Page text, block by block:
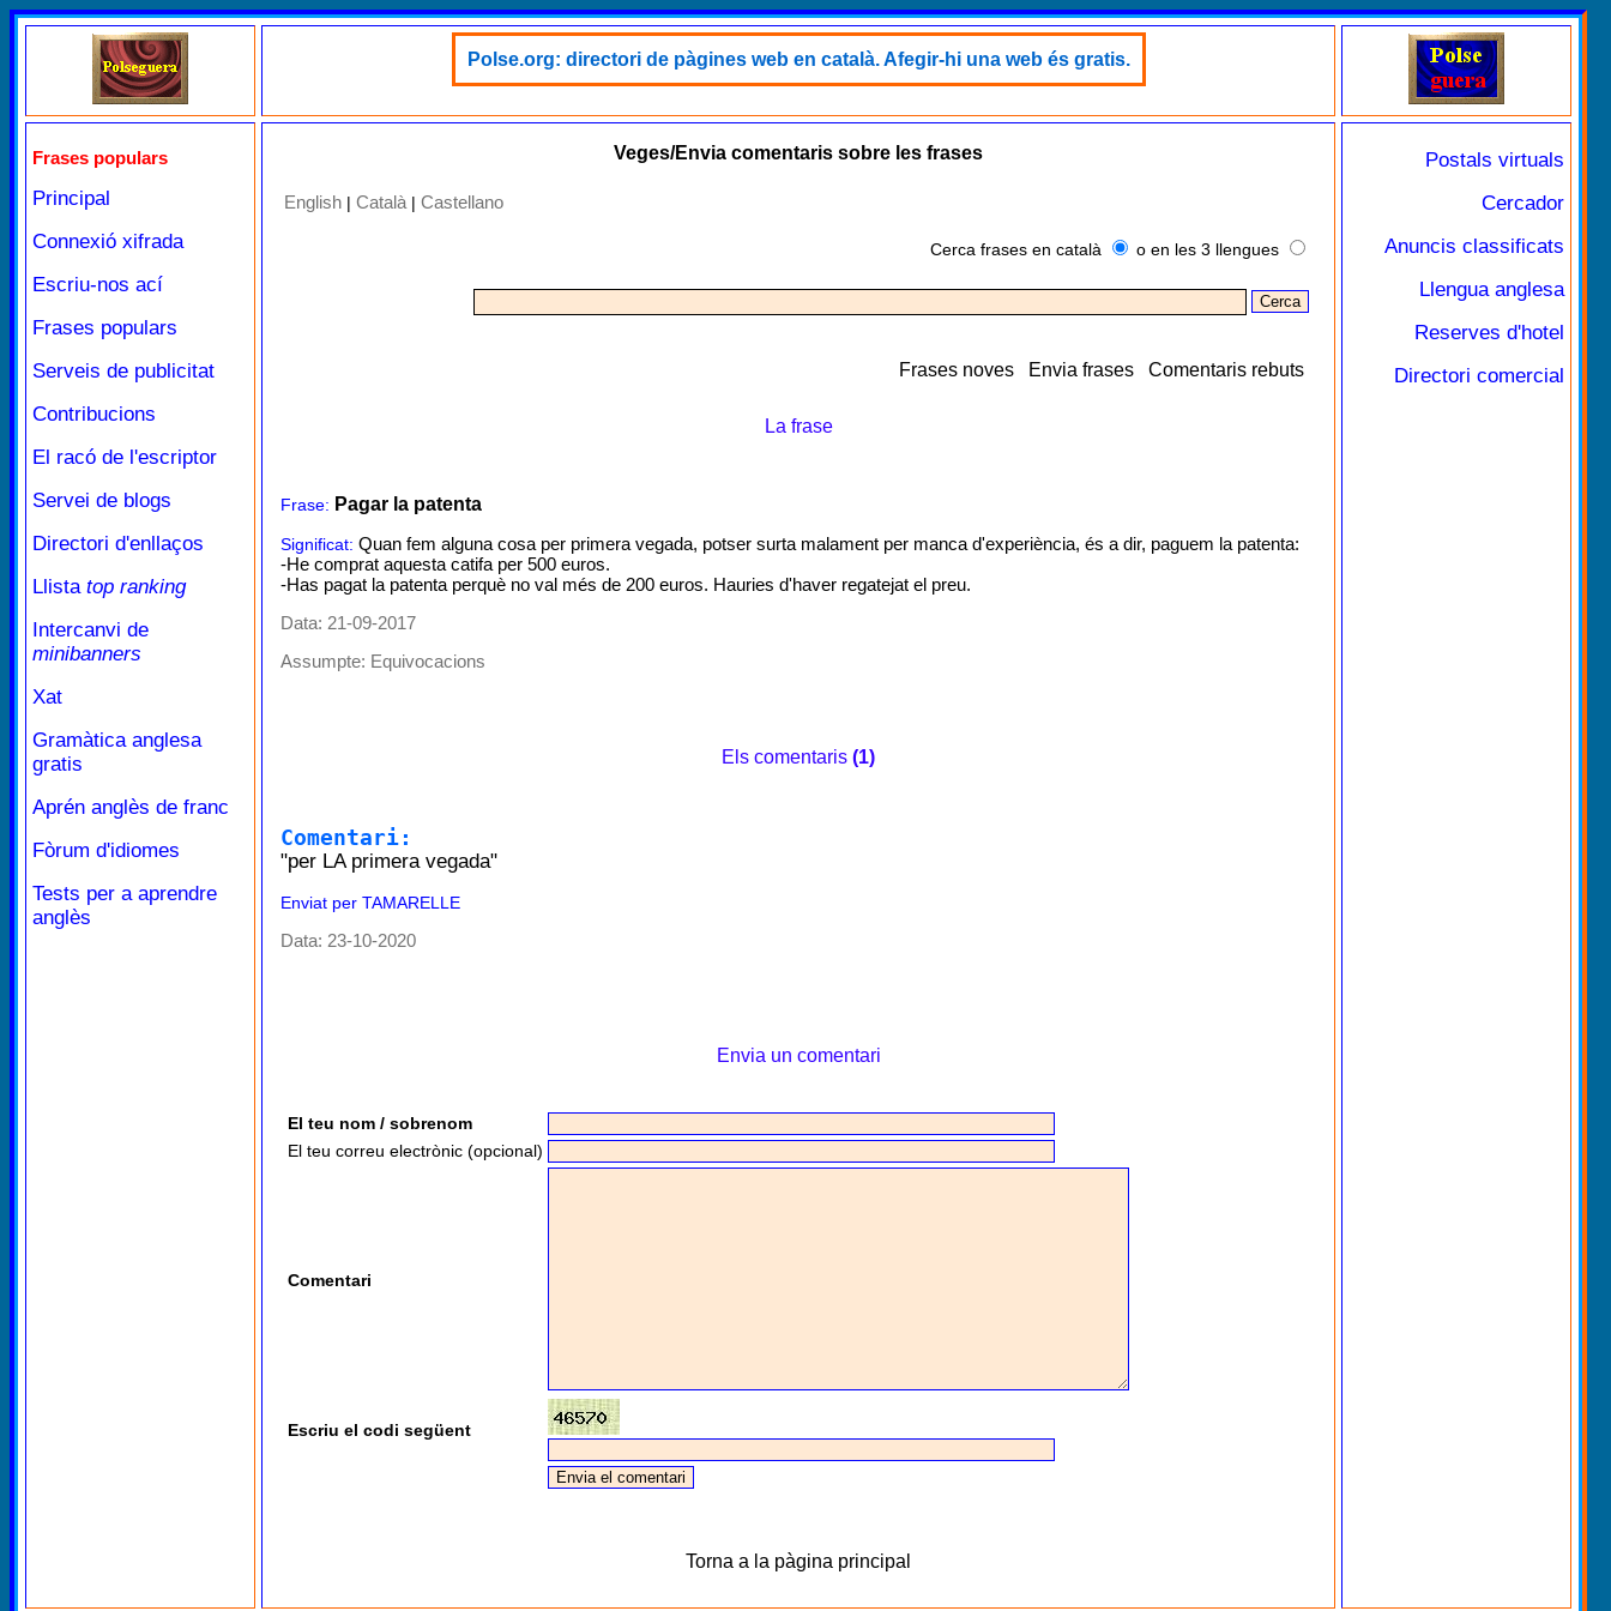
Polse.org: directori de pàgines web en català. Afegir-hi una web és gratis.
Frases populars
Principal
Connexió xifrada
Escriu-nos ací
Frases populars
Serveis de publicitat
Contribucions
El racó de l'escriptor
Servei de blogs
Directori d'enllaços
Llista top ranking
Intercanvi de
minibanners
Xat
Gramàtica anglesa
gratis
Aprén anglès de franc
Fòrum d'idiomes
Tests per a aprendre
anglès
Veges/Envia comentaris sobre les frases
English | Català| Castellano
Cerca frases en català o en les 3 llengues
Frases noves Envia frases Comentaris rebuts
La frase
Frase: Pagar la patenta
Significat: Quan fem alguna cosa per primera vegada, potser surta malament per manca d'experiència, és a dir, paguem la patenta:
-He comprat aquesta catifa per 500 euros.
-Has pagat la patenta perquè no val més de 200 euros. Hauries d'haver regatejat el preu.
Data: 21-09-2017
Assumpte: Equivocacions
Els comentaris (1)
Comentari:
"per LA primera vegada"
Enviat per TAMARELLE
Data: 23-10-2020
Envia un comentari
El teu nom / sobrenom
El teu correu electrònic (opcional)
Comentari
Escriu el codi següent
Torna a la pàgina principal
Postals virtuals
Cercador
Anuncis classificats
Llengua anglesa
Reserves d'hotel
Directori comercial